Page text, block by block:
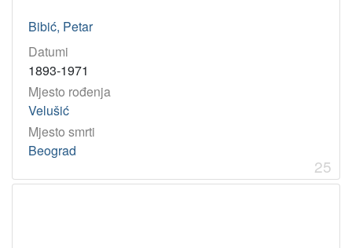
Bibić, Petar
Datumi
1893-1971
Mjesto rođenja
Velušić
Mjesto smrti
Beograd
25